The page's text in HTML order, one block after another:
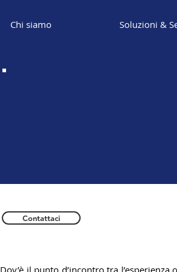
Contattaci
Dov’è il punto d’incontro tra
Chi siamo Soluzioni &